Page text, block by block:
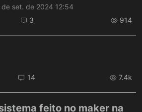
de set. de 2024 12:54
3 914
14 7.4k
feito no maker na